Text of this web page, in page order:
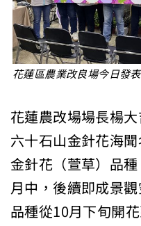
花蓮區農業改良場今日發
花蓮農改場場長楊
六十石山金針花海
金針花（萱草）品
月中，後續即成景
品種從10月下旬開